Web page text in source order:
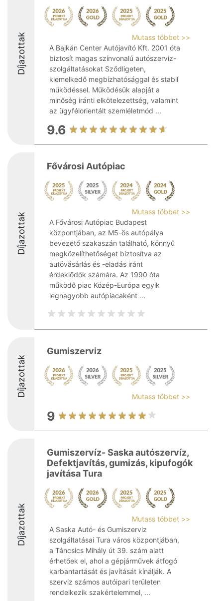
Díjazottak
Mutass többet >>
A Bajkán Center Autójavító Kft. 2001 óta
biztosít magas színvonalú autószerviz-
szolgáltatásokat Sződligeten,
kiemelkedő megbízhatósággal és stabil
működéssel. Működésük alapját a
minőség iránti elkötelezettség, valamint
az ügyfélorientált szemléletmód ...
9.6
Díjazottak
Fővárosi Autópiac
Mutass többet >>
A Fővárosi Autópiac Budapest
központjában, az M5-ös autópálya
bevezető szakaszán található, könnyű
megközelíthetőséget biztosítva az
autóvásárlás és -eladás iránt
érdeklődők számára. Az 1990 óta
működő piac Közép-Európa egyik
legnagyobb autópiacaként ...
Díjazottak
Gumiszerviz
Mutass többet >>
9
Díjazottak
Gumiszervíz- Saska autószervíz,
Defektjavítás, gumizás, kipufogók
javítása Tura
Mutass többet >>
A Saska Autó- és Gumiszerviz
szolgáltatásai Tura város központjában,
a Táncsics Mihály út 39. szám alatt
érhetőek el, ahol a gépjárművek átfogó
karbantartását és javítását kínálják. A
szerviz számos autóipari területen
rendelkezik szakértelemmel, ...